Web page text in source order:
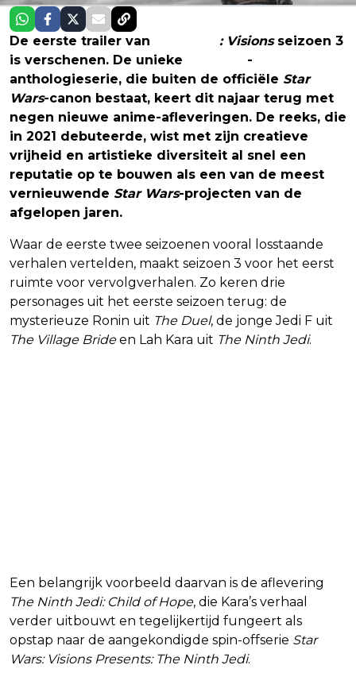
De eerste trailer van : Visionsseizoen 3
is verschenen. De unieke
-
anthologieserie, die buiten de officiële Star
Wars-canon bestaat, keert dit najaar terug met
negen nieuwe anime-afleveringen. De reeks, die
in 2021 debuteerde, wist met zijn creatieve
vrijheid en artistieke diversiteit al snel een
reputatie op te bouwen als een van de meest
vernieuwende Star Wars-projecten van de
afgelopen jaren.
Waar de eerste twee seizoenen vooral losstaande
verhalen vertelden, maakt seizoen 3 voor het eerst
ruimte voor vervolgverhalen. Zo keren drie
personages uit het eerste seizoen terug: de
mysterieuze Ronin uit The Duel, de jonge Jedi F uit
The Village Brideen Lah Kara uit The Ninth Jedi.
Een belangrijk voorbeeld daarvan is de aflevering
The Ninth Jedi: Child of Hope, die Kara’s verhaal
verder uitbouwt en tegelijkertijd fungeert als
opstap naar de aangekondigde spin-offserie Star
Wars: Visions Presents: The Ninth Jedi.